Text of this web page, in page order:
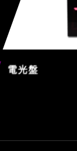
電光盤